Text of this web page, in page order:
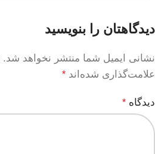
دیدگاهتان را بنویسید
نشانی ایمیل شما منتشر نخواهد شد.
علامت‌گذاری شده‌اند *
دیدگاه *